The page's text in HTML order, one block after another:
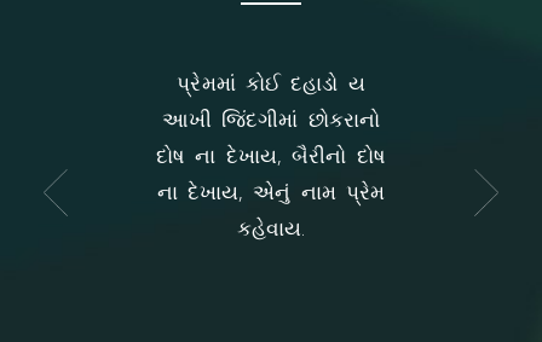
માટે.
પ્રેમમાં કોઈ દહાડો ય
આખી જિંદગીમાં છોકરાનો
દોષ ના દેખાય, બૈરીનો દોષ
ના દેખાય, એનું નામ પ્રેમ
કહેવાય.
હોય,